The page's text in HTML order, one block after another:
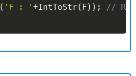
( 'F : ' +IntToStr( F) ) ;
//